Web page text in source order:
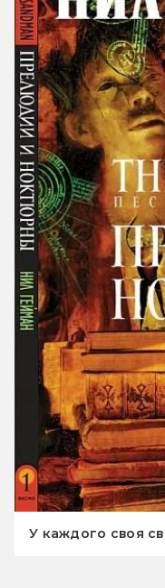
У каждого своя